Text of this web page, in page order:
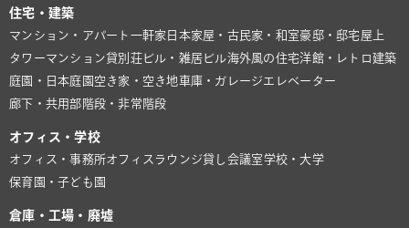
住宅・建築
マンション・アパート 一軒家 日本家屋・古民家・和室豪邸・邸宅屋上
タワーマンション貸別荘ビル・雑居ビル海外風の住宅洋館・レトロ建築
庭園・日本庭園 空き家・空き地 車庫・ガレージ エレベーター
廊下・共用部階段・非常階段
オフィス・学校
オフィス・事務所オフィスラウンジ貸し会議室学校・大学
保育園・子ども園
倉庫・工場・廃墟